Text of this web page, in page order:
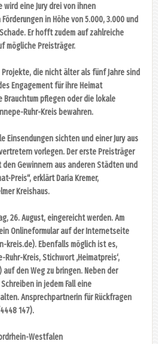
wird eine Jury drei von ihnen
in Höhe von 5.000, 3.000 und
Er hofft zudem auf zahlreiche
mögliche Preisträger.
die nicht älter als fünf Jahre sind
Engagement für ihre Heimat
Brauchtum pflegen oder die lokale
Ruhr-Kreis bewahren.
Einsendungen sichten und einer Jury aus
vorlegen. Der erste Preisträger
Gewinnern aus anderen Städten und
Preis“, erklärt Daria Kremer,
Kreishaus.
26. August, eingereicht werden. Am
Onlineformular auf der Internetseite
kreis.de). Ebenfalls möglich ist es,
Kreis, Stichwort ‚Heimatpreis‘,
auf den Weg zu bringen. Neben der
in jedem Fall eine
Ansprechpartnerin für Rückfragen
147).
Westfalen